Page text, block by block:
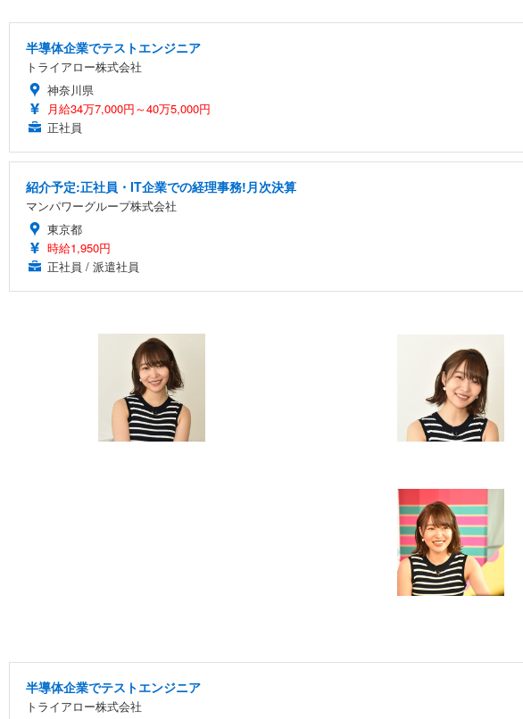
半導体企業でテストエンジニア
トライアロー株式会社
神奈川県
月給34万7,000円～40万5,000円
正社員
紹介予定:正社員・IT企業での経理事務!月次決算
マンパワーグループ株式会社
東京都
時給1,950円
正社員 / 派遣社員
半導体企業でテストエンジニア
トライアロー株式会社